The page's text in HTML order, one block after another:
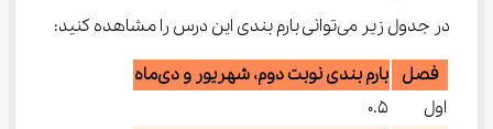
در جدول زیر می‌توانی بارم بندی این درس را مشاهده کنید:
فصل بارم بندی نوبت دوم، شهریور و دی‌ماه
اول
۰.۵